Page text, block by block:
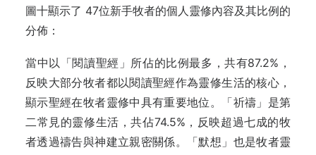
圖十顯示了 47位新手牧者的個人靈修內容及其比例的
分佈：
當中以「閱讀聖經」所佔的比例最多，共有87.2%，
反映大部分牧者都以閱讀聖經作為靈修生活的核心，
顯示聖經在牧者靈修中具有重要地位。「祈禱」是第
二常見的靈修生活，共佔74.5%，反映超過七成的牧
者透過禱告與神建立親密關係。「默想」也是牧者靈